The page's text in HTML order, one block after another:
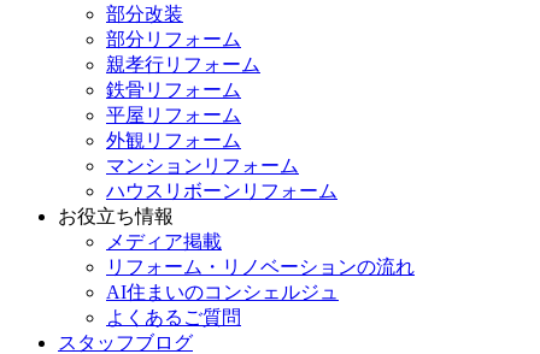
部分改装
部分リフォーム
親孝行リフォーム
鉄骨リフォーム
平屋リフォーム
外観リフォーム
マンションリフォーム
ハウスリボーンリフォーム
お役立ち情報
メディア掲載
リフォーム・リノベーションの流れ
AI住まいのコンシェルジュ
よくあるご質問
スタッフブログ